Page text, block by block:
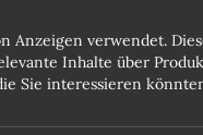
Anzeigen verwendet.
Inhalte über
Sie interessieren